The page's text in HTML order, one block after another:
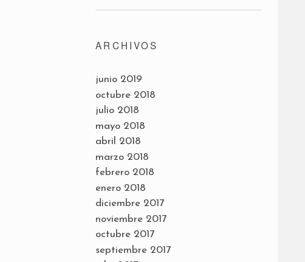
ARCHIVOS
junio 2019
octubre 2018
julio 2018
mayo 2018
abril 2018
marzo 2018
febrero 2018
enero 2018
diciembre 2017
noviembre 2017
octubre 2017
septiembre 2017